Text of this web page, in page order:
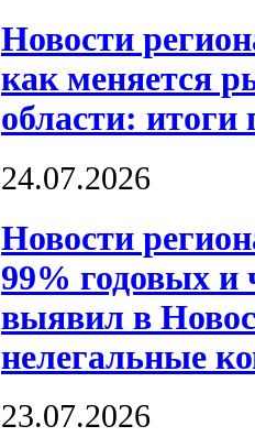
Новости
как меняется
области: итоги
24.07.2026
Новости
99% годовых и
выявил в
нелегальные
23.07.2026